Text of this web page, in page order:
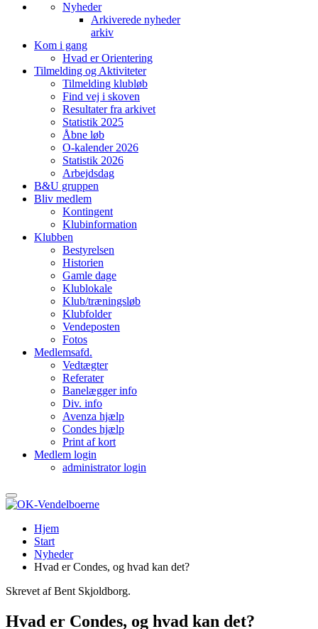
Nyheder
Arkiverede nyheder
arkiv
Kom i gang
Hvad er Orientering
Tilmelding og Aktiviteter
Tilmelding klubløb
Find vej i skoven
Resultater fra arkivet
Statistik 2025
Åbne løb
O-kalender 2026
Statistik 2026
Arbejdsdag
B&U gruppen
Bliv medlem
Kontingent
Klubinformation
Klubben
Bestyrelsen
Historien
Gamle dage
Klublokale
Klub/træningsløb
Klubfolder
Vendeposten
Fotos
Medlemsafd.
Vedtægter
Referater
Banelægger info
Div. info
Avenza hjælp
Condes hjælp
Print af kort
Medlem login
administrator login
Hjem
Start
Nyheder
Hvad er Condes, og hvad kan det?
Skrevet af Bent Skjoldborg.
Hvad er Condes, og hvad kan det?